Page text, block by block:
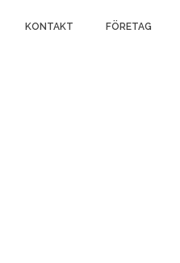
KONTAKT FÖRETAG